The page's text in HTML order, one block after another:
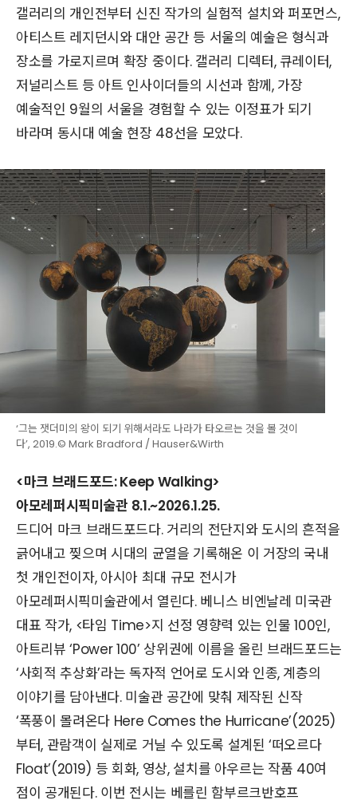
갤러리의 개인전부터 신진 작가의 실험적 설치와 퍼포먼스,
아티스트 레지던시와 대안 공간 등 서울의 예술은 형식과
장소를 가로지르며 확장 중이다. 갤러리 디렉터, 큐레이터,
저널리스트 등 아트 인사이더들의 시선과 함께, 가장
예술적인 9월의 서울을 경험할 수 있는 이정표가 되기
바라며 동시대 예술 현장 48선을 모았다.
‘그는 잿더미의 왕이 되기 위해서라도 나라가 타오르는 것을 볼 것이
다’, 2019.© Mark Bradford / Hauser&Wirth
<마크 브래드포드: Keep Walking>
아모레퍼시픽미술관 8.1.~2026.1.25.
드디어 마크 브래드포드다. 거리의 전단지와 도시의 흔적을
긁어내고 찢으며 시대의 균열을 기록해온 이 거장의 국내
첫 개인전이자, 아시아 최대 규모 전시가
아모레퍼시픽미술관에서 열린다. 베니스 비엔날레 미국관
대표 작가, <타임 Time>지 선정 영향력 있는 인물 100인,
아트리뷰 ‘Power 100’ 상위권에 이름을 올린 브래드포드는
‘사회적 추상화’라는 독자적 언어로 도시와 인종, 계층의
이야기를 담아낸다. 미술관 공간에 맞춰 제작된 신작
‘폭풍이 몰려온다 Here Comes the Hurricane’(2025)
부터, 관람객이 실제로 거닐 수 있도록 설계된 ‘떠오르다
Float’(2019) 등 회화, 영상, 설치를 아우르는 작품 40여
점이 공개된다. 이번 전시는 베를린 함부르크반호프